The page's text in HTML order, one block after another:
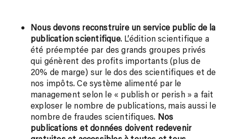
Nous devons reconstruire un service public de la
publication scientifique. L’édition scientifique a
été préemptée par des grands groupes privés
qui génèrent des profits importants (plus de
20% de marge) sur le dos des scientifiques et de
nos impôts. Ce système alimenté par le
management selon le « publish or perish » a fait
exploser le nombre de publications, mais aussi le
nombre de fraudes scientifiques. Nos
publications et données doivent redevenir